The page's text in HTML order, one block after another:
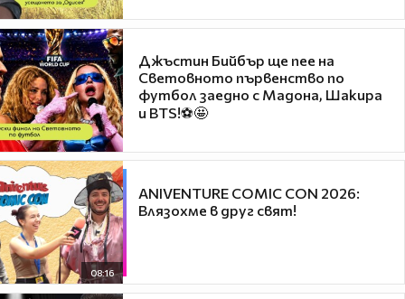
Джъстин Бийбър ще пее на
Световното първенство по
футбол заедно с Мадона, Шакира
и BTS!⚽🤩
08:16
ANIVENTURE COMIC CON 2026:
Влязохме в друг свят!